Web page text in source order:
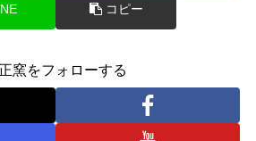
コピー
窯をフォローする